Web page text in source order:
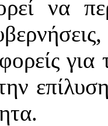
να